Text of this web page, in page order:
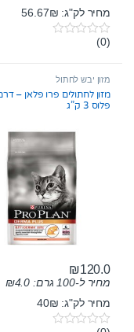
מחיר לק"ג: 56.67₪
0
t
f
5
(0)
מזון יבש לחתול
מזון לחתולים פרו פלאן –
פלוס 3 ק”ג
₪120.0
מחיר ל-100 גרם: ₪4.0
מחיר לק"ג: 40₪